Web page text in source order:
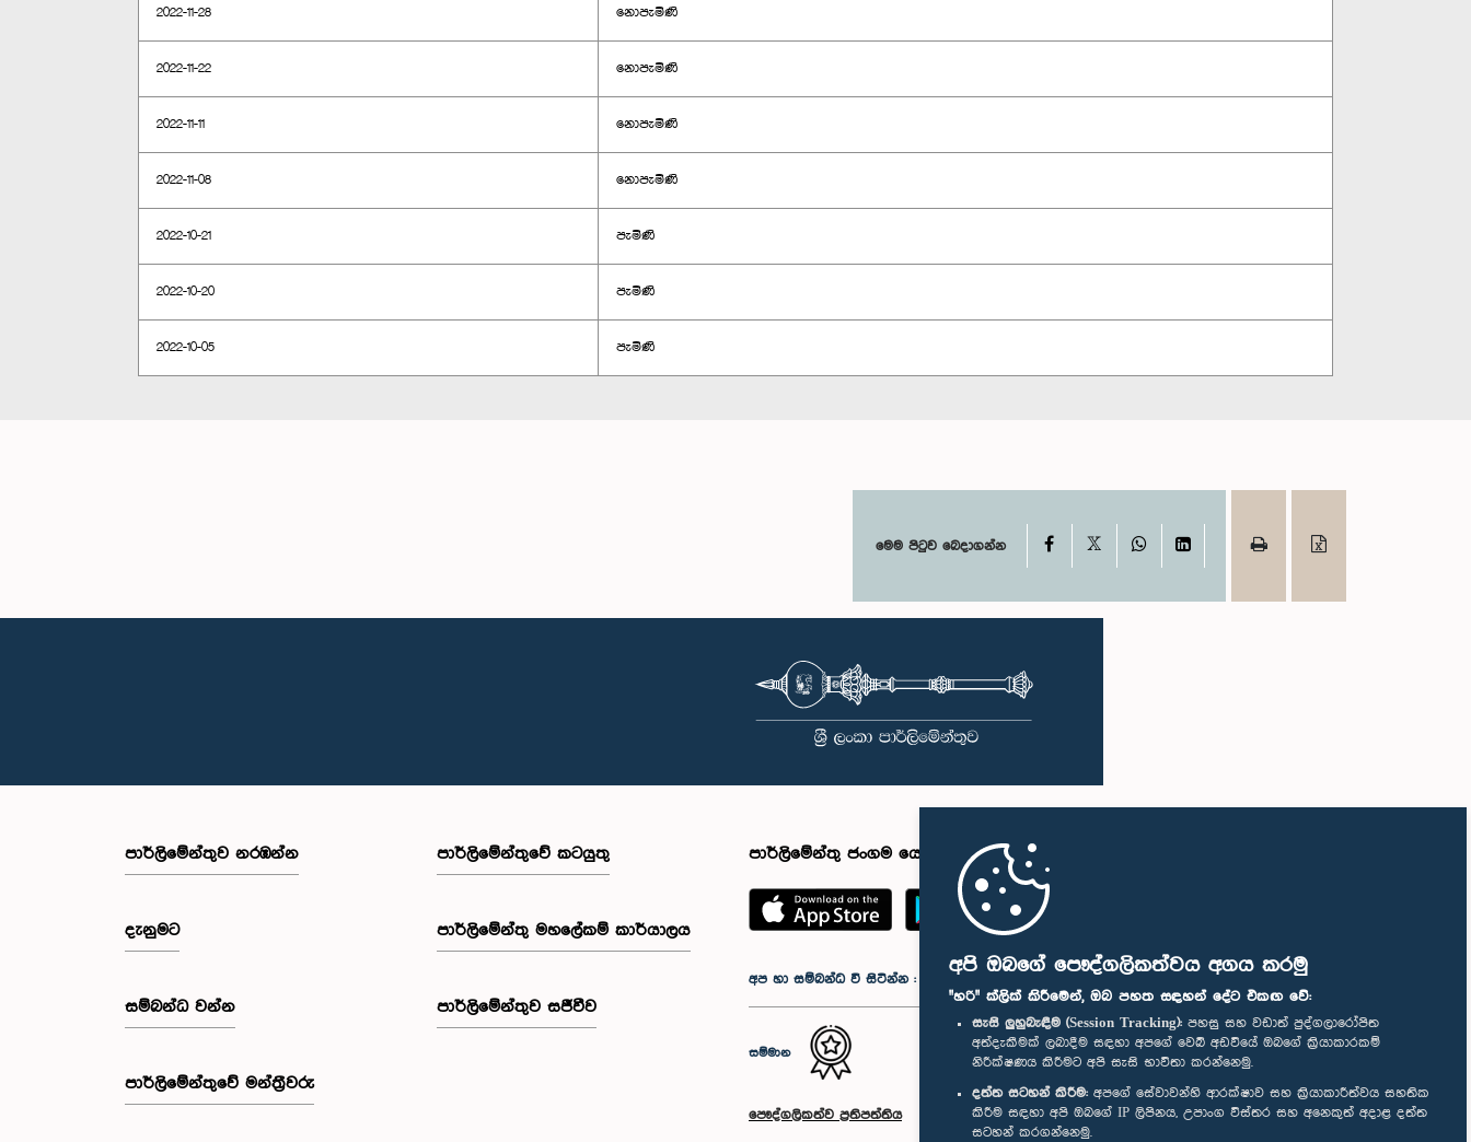
අපි ඔබගේ පෞද්ගලිකත්වය අගය කරමු
"හරි" ක්ලික් කිරීමෙන්, ඔබ පහත සඳහන් දේට එකඟ වේ:
සැසි ලුහුබැඳීම (Session Tracking): පහසු සහ වඩාත් පුද්ගලාරෝපිත
අත්දැකීමක් ලබාදීම සඳහා අපගේ වෙබ් අඩවියේ ඔබගේ ක්‍රියාකාරකම්
නිරීක්ෂණය කිරීමට අපි සැසි භාවිතා කරන්නෙමු.
දත්ත සටහන් කිරීම: අපගේ සේවාවන්හි ආරක්ෂාව සහ ක්‍රියාකාරීත්වය සහතික
කිරීම සඳහා අපි ඔබගේ IP ලිපිනය, උපාංග විස්තර සහ අනෙකුත් අදාළ දත්ත
සටහන් කරගන්නෙමු.
2022-11-28 නොපැමිණි
2022-11-22 නොපැමිණි
2022-11-11 නොපැමිණි
2022-11-08 නොපැමිණි
2022-10-21 පැමිණි
2022-10-20 පැමිණි
2022-10-05 පැමිණි
මෙම පිටුව බෙදාගන්න Facebook WhatsAppLinkedIn
පාර්ලි‌මේන්තුව නරඹන්න
දැනුමට
සම්බන්ධ වන්න
පාර්ලි‌මේන්තුවේ මන්ත්‍රීවරු
පාර්ලිමේන්තුවේ කටයුතු
පාර්ලිමේන්තු මහලේකම් කාර්යාලය
පාර්ලිමේන්තුව සජීවීව
පාර්ලිමේන්තු ජංගම යෙදුම
අප හා සම්බන්ධ වී සිටින්න :
සම්මාන
පෞද්ගලිකත්ව ප්‍රතිපත්තිය